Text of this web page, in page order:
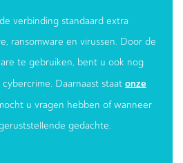
verbinding standaard extra
ransomware en virussen. Door de
te gebruiken, bent u ook nog
Daarnaast staat onze
u vragen hebben of wanneer
gedachte.